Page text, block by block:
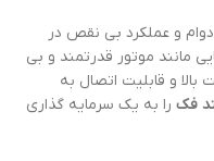
دوام و عملکرد بی نقص در
مانند موتور قدرتمند و بی
و قابلیت اتصال به
فک را به یک سرمایه گذاری